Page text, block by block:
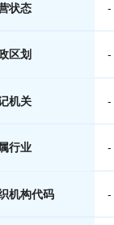
状态 -
区划 -
机关 -
行业 -
机构代码 -